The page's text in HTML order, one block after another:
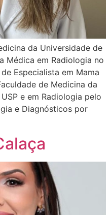
da Universidade de
Médica em Radiologia no
Especialista em Mama
de Medicina da
e em Radiologia pelo
e Diagnósticos por